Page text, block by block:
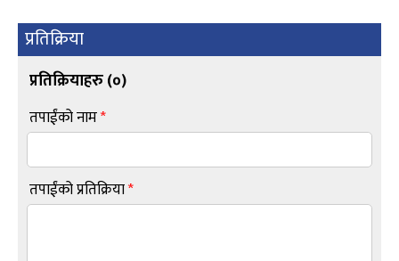
प्रतिक्रिया
प्रतिक्रियाहरु (०)
तपाईंको नाम*
तपाईंको प्रतिक्रिया*